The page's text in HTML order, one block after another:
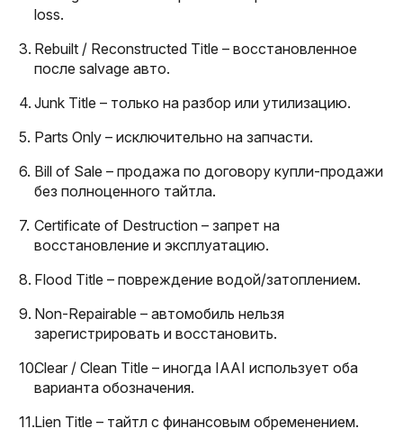
loss.
Rebuilt / Reconstructed Title – восстановленное
после salvage авто.
Junk Title – только на разбор или утилизацию.
Parts Only – исключительно на запчасти.
Bill of Sale – продажа по договору купли-продажи
без полноценного тайтла.
Certificate of Destruction – запрет на
восстановление и эксплуатацию.
Flood Title – повреждение водой/затоплением.
Non-Repairable – автомобиль нельзя
зарегистрировать и восстановить.
Clear / Clean Title – иногда IAAI использует оба
варианта обозначения.
Lien Title – тайтл с финансовым обременением.